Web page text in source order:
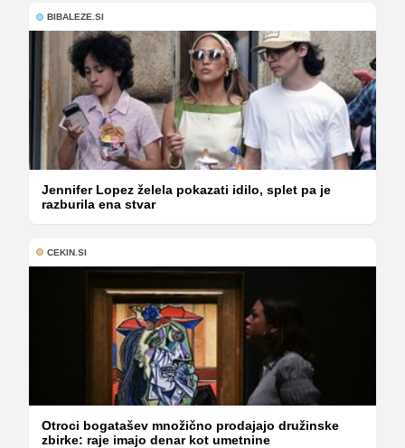
BIBALEZE.SI
Jennifer Lopez želela pokazati idilo, splet pa je
razburila ena stvar
CEKIN.SI
Otroci bogatašev množično prodajajo družinske
zbirke: raje imajo denar kot umetnine